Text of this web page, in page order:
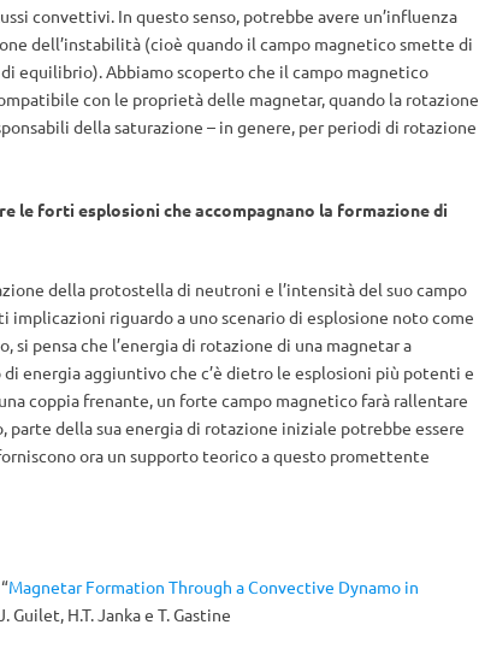
convettivi. In questo senso, potrebbe avere un’influenza
dell’instabilità (cioè quando il campo magnetico smette di
equilibrio). Abbiamo scoperto che il campo magnetico
con le proprietà delle magnetar, quando la rotazione
della saturazione – in genere, per periodi di rotazione
le forti esplosioni che accompagnano la formazione di
della protostella di neutroni e l’intensità del suo campo
riguardo a uno scenario di esplosione noto come
si pensa che l’energia di rotazione di una magnetar a
energia aggiuntivo che c’è dietro le esplosioni più potenti e
coppia frenante, un forte campo magnetico farà rallentare
della sua energia di rotazione iniziale potrebbe essere
ora un supporto teorico a questo promettente
Magnetar Formation Through a Convective Dynamo in
Guilet, H.T. Janka e T. Gastine